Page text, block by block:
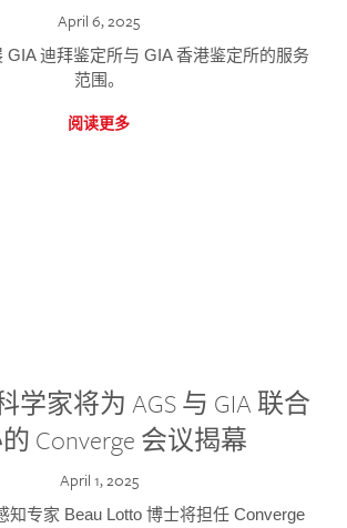
April 6, 2025
GIA 迪拜鉴定所与 GIA 香港鉴定所的服务
范围。
阅读更多
学家将为 AGS 与 GIA 联合
Converge 会议揭幕
April 1, 2025
知专家 Beau Lotto 博士将担任 Converge